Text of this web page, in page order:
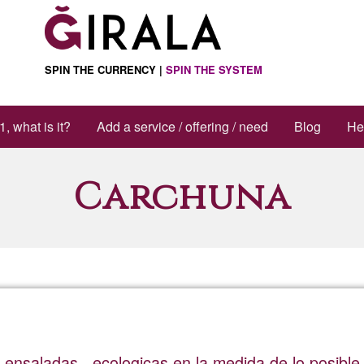
SPIN THE CURRENCY | SPIN THE SYSTEM
what is it? Add a service / offering / need Blog
Carchuna